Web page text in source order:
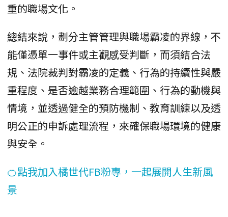
重的職場文化。
總結來說，劃分主管管理與職場霸凌的界線，不
能僅憑單一事件或主觀感受判斷，而須結合法
規、法院裁判對霸凌的定義、行為的持續性與嚴
重程度、是否逾越業務合理範圍、行為的動機與
情境，並透過健全的預防機制、教育訓練以及透
明公正的申訴處理流程，來確保職場環境的健康
與安全。
🍊點我加入橘世代FB粉專，一起展開人生新風
景